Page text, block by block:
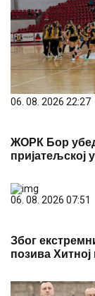
06. 08. 2026 22:27
ЖОРК Бор
пријатељској
06. 08. 2026 07:51
Због
позива